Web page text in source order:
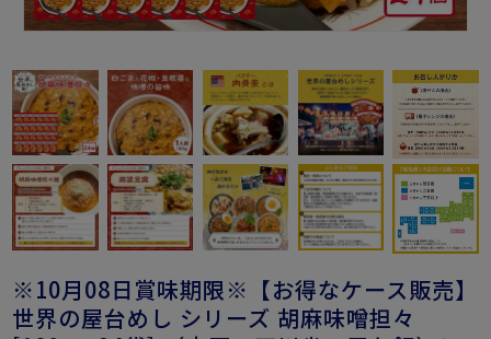
※10月08日賞味期限※【お得なケース販売】
世界の屋台めし シリーズ 胡麻味噌担々